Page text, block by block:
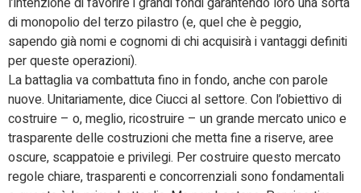
di monopolio del terzo pilastro (e, quel che è peggio,
sapendo già nomi e cognomi di chi acquisirà i vantaggi definiti
per queste operazioni).
La battaglia va combattuta fino in fondo, anche con parole
nuove. Unitariamente, dice Ciucci al settore. Con l’obiettivo di
costruire – o, meglio, ricostruire – un grande mercato unico e
trasparente delle costruzioni che metta fine a riserve, aree
oscure, scappatoie e privilegi. Per costruire questo mercato
regole chiare, trasparenti e concorrenziali sono fondamentali